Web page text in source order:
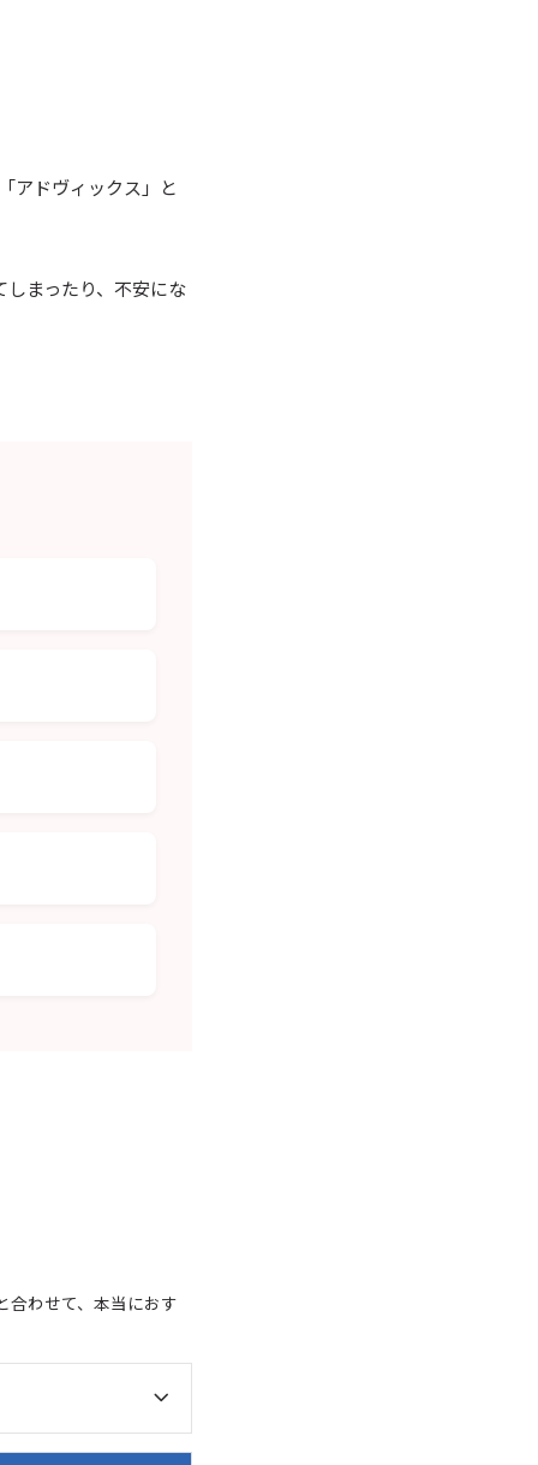
アドヴィックス」と
まったり、不安にな
合わせて、本当におす